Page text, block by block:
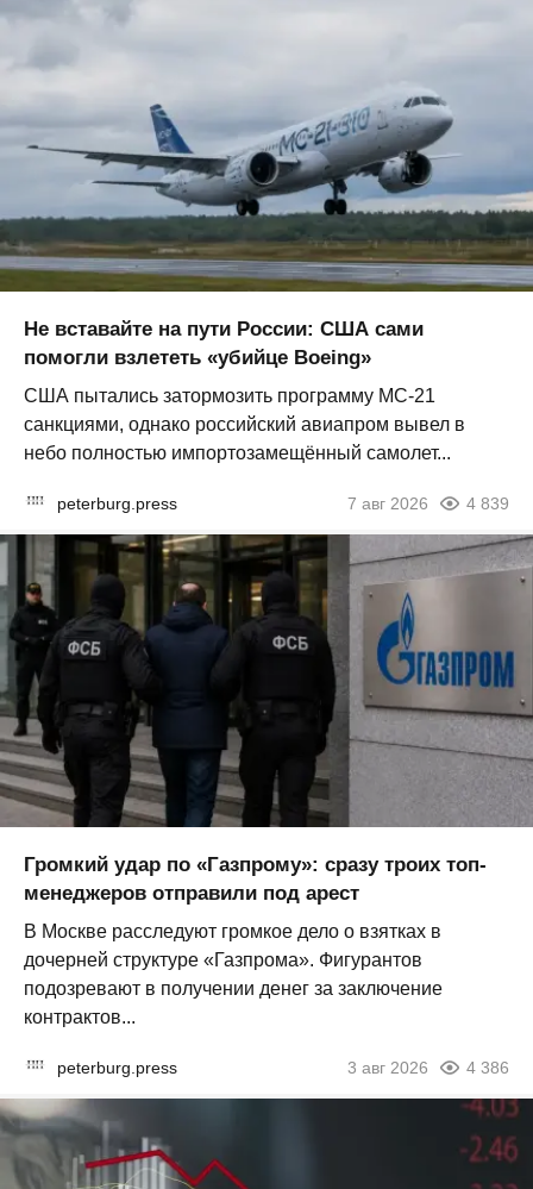
Не вставайте на пути России: США сами
помогли взлететь «убийце Boeing»
США пытались затормозить программу МС-21
санкциями, однако российский авиапром вывел в
небо полностью импортозамещённый самолет...
peterburg.press 7 авг 2026 4 839
Громкий удар по «Газпрому»: сразу троих топ-
менеджеров отправили под арест
В Москве расследуют громкое дело о взятках в
дочерней структуре «Газпрома». Фигурантов
подозревают в получении денег за заключение
контрактов...
peterburg.press 3 авг 2026 4 386